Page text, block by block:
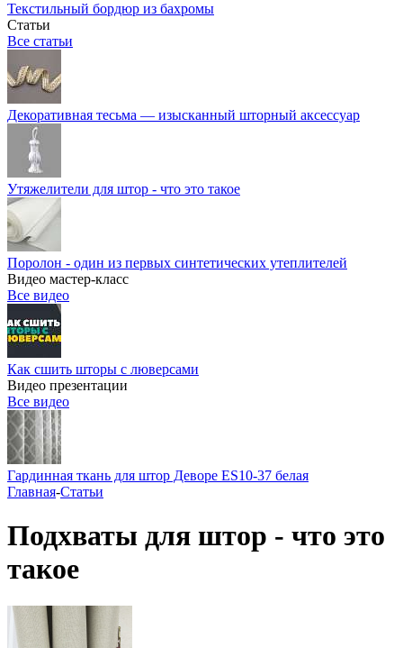
Текстильный бордюр из бахромы
Статьи
Все статьи
Декоративная тесьма — изысканный шторный аксессуар
Утяжелители для штор - что это такое
Поролон - один из первых синтетических утеплителей
Видео мастер-класс
Все видео
Как сшить шторы с люверсами
Видео презентации
Все видео
Гардинная ткань для штор Деворе ES10-37 белая
Главная-Статьи
Подхваты для штор - что это
такое